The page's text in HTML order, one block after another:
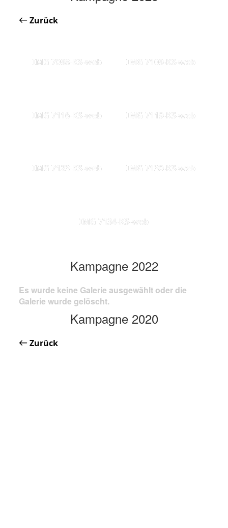
Zurück
IMG 7098-KS-web IMG 7109-KS-web
IMG 7116-KS-web IMG 7119-KS-web
IMG 7123-KS-web IMG 7130-KS-web
IMG 7134-KS-web
Kampagne 2022
Es wurde keine Galerie ausgewählt oder die
Galerie wurde gelöscht.
Kampagne 2020
Zurück